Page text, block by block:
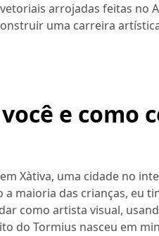
arrojadas feitas no
uma carreira
e como
Xàtiva, uma cidade no
maioria das crianças, eu
como artista visual,
do Tormius nasceu em